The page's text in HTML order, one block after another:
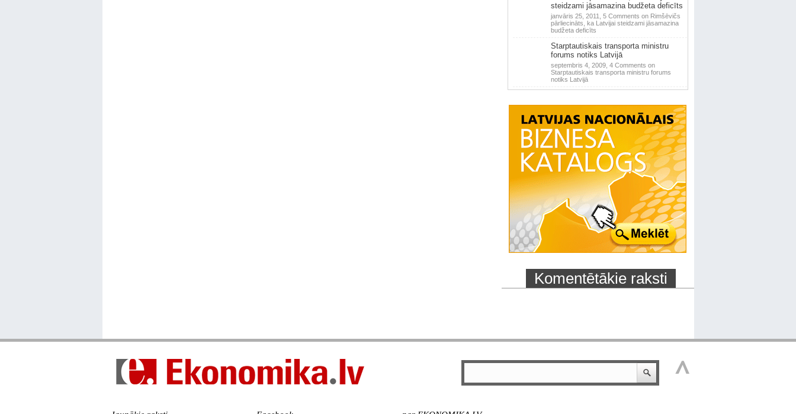
steidzami jāsamazina budžeta deficīts
janvāris 25, 2011, 5 Comments on Rimšēvičs
pārliecināts, ka Latvijai steidzami jāsamazina
budžeta deficīts
Starptautiskais transporta ministru
forums notiks Latvijā
septembris 4, 2009, 4 Comments on
Starptautiskais transporta ministru forums
notiks Latvijā
Komentētākie raksti